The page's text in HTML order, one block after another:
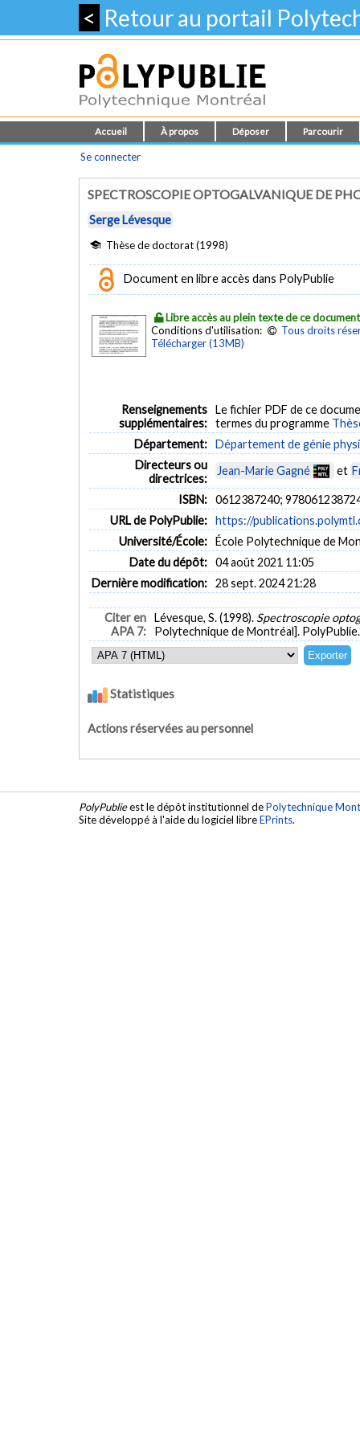
< Retour au portail
Accueil À propos Déposer Parcourir
Se connecter
SPECTROSCOPIE OPTOGALVANIQUE DE
Serge Lévesque
Thèse de doctorat (1998)
Document en libre accès dans PolyPublie
Libre accès au plein texte de ce document
Conditions d'utilisation:
Tous droits
Télécharger (13MB)
Renseignements
supplémentaires:
Le fichier PDF de ce
termes du programme
Département: Département de génie
Directeurs ou
directrices:
Jean-Marie Gagné et
ISBN: 0612387240;
URL de PolyPublie: https://
Université/École: École Polytechnique de
Date du dépôt: 04 août 2021 11:05
Dernière modification: 28 sept. 2024 21:28
Citer en
APA 7:
Lévesque, S. (1998). Spectroscopie
Polytechnique de Montréal].
Statistiques
Actions réservées au personnel
PolyPublieest le dépôt institutionnel dePolytechnique
Site développé à l'aide du logiciel libreEPrints.